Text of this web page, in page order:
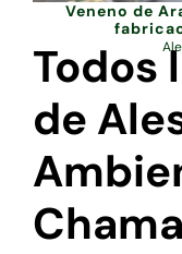
Veneno de
Todos
de